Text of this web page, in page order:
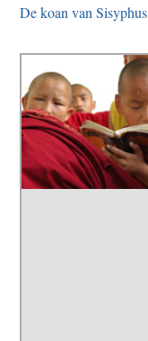
De koan van Sisyphus